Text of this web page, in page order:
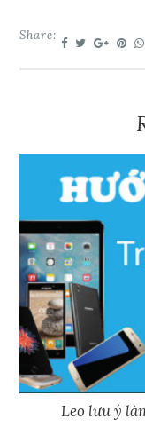
Share:
Leo lưu ý